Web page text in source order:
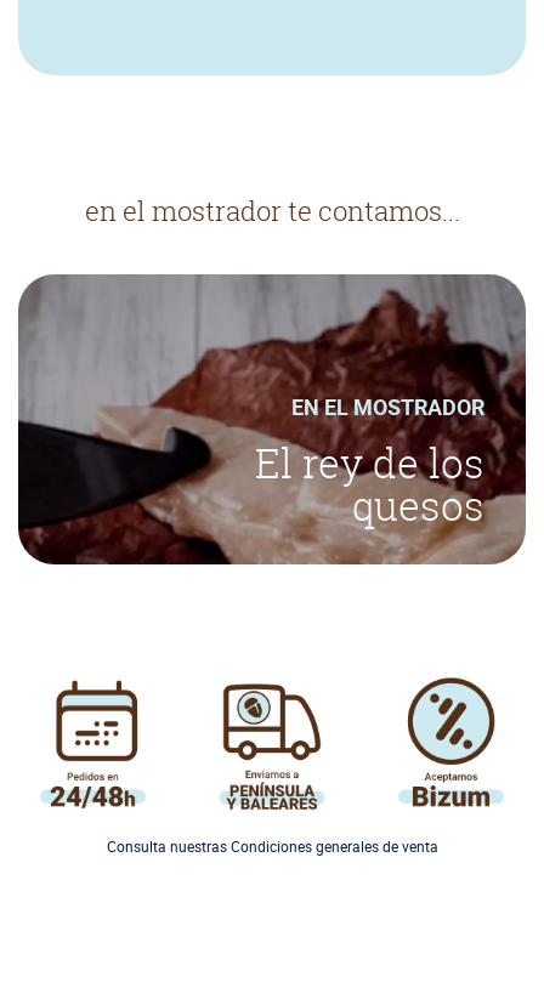
en el mostrador te contamos...
EN EL MOSTRADOR
El rey de los
quesos
Consulta nuestras Condiciones generales de venta